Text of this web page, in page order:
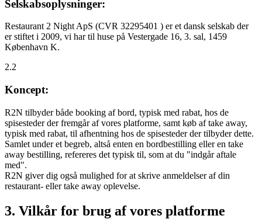
Selskabsoplysninger:
Restaurant 2 Night ApS (CVR 32295401 ) er et dansk selskab der
er stiftet i 2009, vi har til huse på Vestergade 16, 3. sal, 1459
København K.
2.2
Koncept:
R2N tilbyder både booking af bord, typisk med rabat, hos de
spisesteder der fremgår af vores platforme, samt køb af take away,
typisk med rabat, til afhentning hos de spisesteder der tilbyder dette.
Samlet under et begreb, altså enten en bordbestilling eller en take
away bestilling, refereres det typisk til, som at du "indgår aftale
med".
R2N giver dig også mulighed for at skrive anmeldelser af din
restaurant- eller take away oplevelse.
3. Vilkår for brug af vores platforme